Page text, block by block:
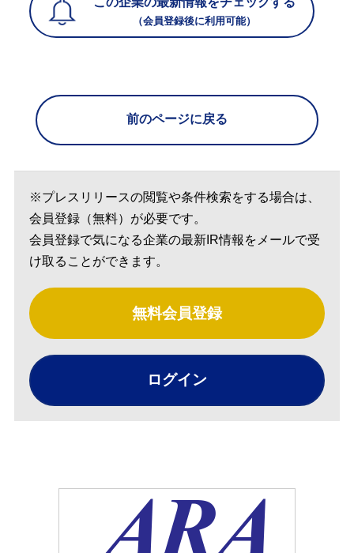
（会員登録後に利用可能）
前のページに戻る
※プレスリリースの閲覧や条件検索をする場合は、
会員登録（無料）が必要です。
会員登録で気になる企業の最新IR情報をメールで受
け取ることができます。
無料会員登録
ログイン